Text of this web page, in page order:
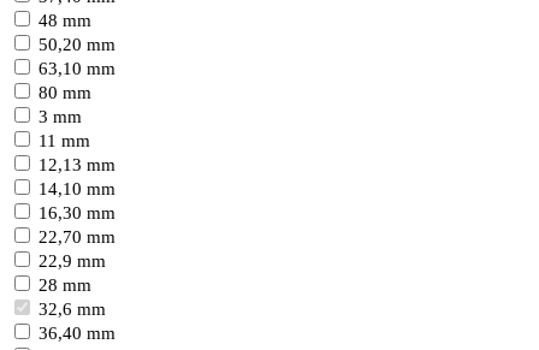
48 mm
50,20 mm
63,10 mm
80 mm
3 mm
11 mm
12,13 mm
14,10 mm
16,30 mm
22,70 mm
22,9 mm
28 mm
32,6 mm
36,40 mm